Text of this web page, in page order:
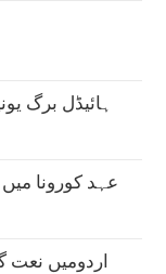
ہائیڈل برگ
عہد کورونا میں
اردومیں نعت